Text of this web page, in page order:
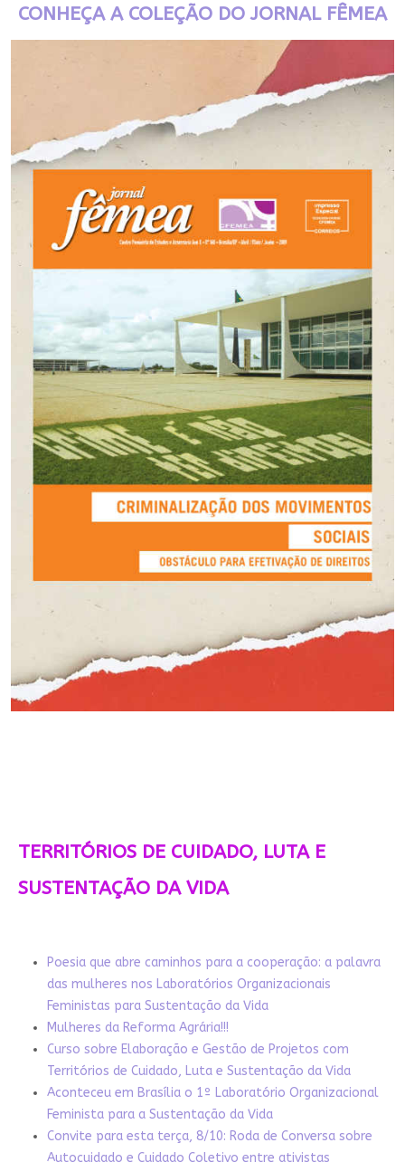
CONHEÇA A COLEÇÃO DO JORNAL FÊMEA
TERRITÓRIOS DE CUIDADO, LUTA E
SUSTENTAÇÃO DA VIDA
Poesia que abre caminhos para a cooperação: a palavra
das mulheres nos Laboratórios Organizacionais
Feministas para Sustentação da Vida
Mulheres da Reforma Agrária!!!
Curso sobre Elaboração e Gestão de Projetos com
Territórios de Cuidado, Luta e Sustentação da Vida
Aconteceu em Brasília o 1º Laboratório Organizacional
Feminista para a Sustentação da Vida
Convite para esta terça, 8/10: Roda de Conversa sobre
Autocuidado e Cuidado Coletivo entre ativistas